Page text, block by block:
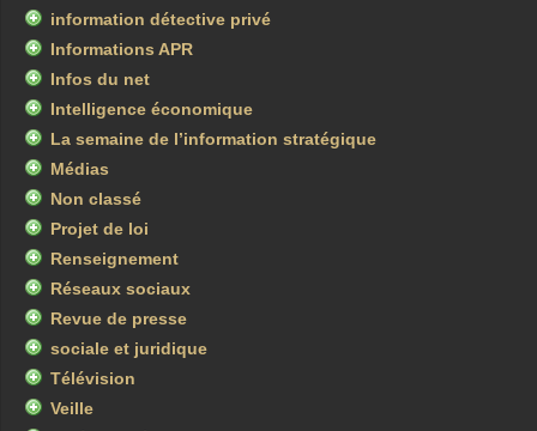
information détective privé
Informations APR
Infos du net
Intelligence économique
La semaine de l’information stratégique
Médias
Non classé
Projet de loi
Renseignement
Réseaux sociaux
Revue de presse
sociale et juridique
Télévision
Veille